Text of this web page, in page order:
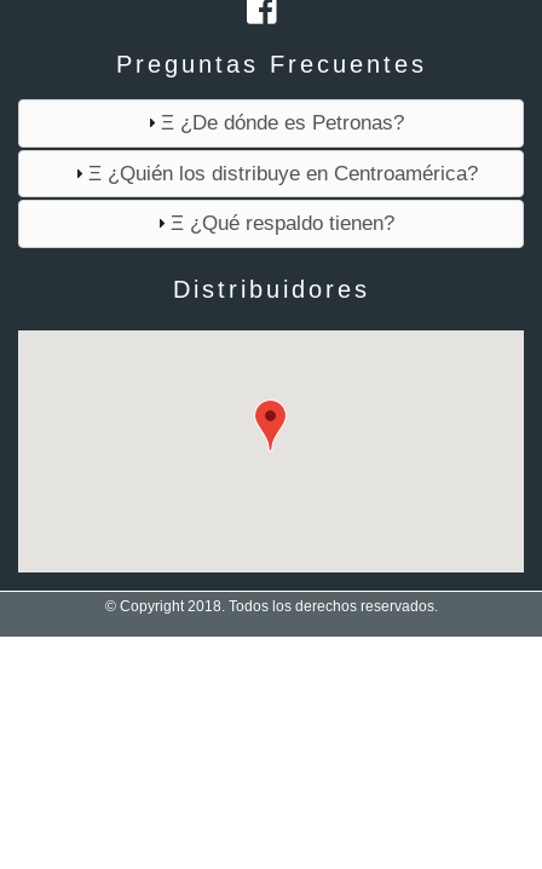
Preguntas Frecuentes
Ξ ¿De dónde es Petronas?
Ξ ¿Quién los distribuye en Centroamérica?
Ξ ¿Qué respaldo tienen?
Distribuidores
© Copyright 2018. Todos los derechos reservados.